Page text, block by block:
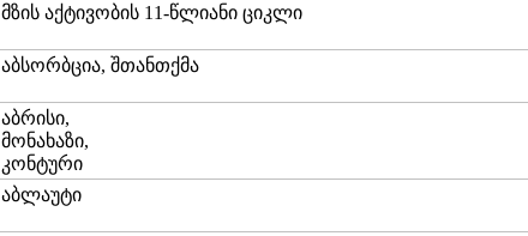
მზის აქტივობის 11-წლიანი ციკლი
აბსორბცია, შთანთქმა
აბრისი,
მონახაზი,
კონტური
აბლაუტი